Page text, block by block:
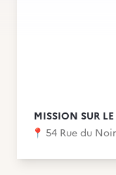
MISSION SUR
📍 54 Rue du